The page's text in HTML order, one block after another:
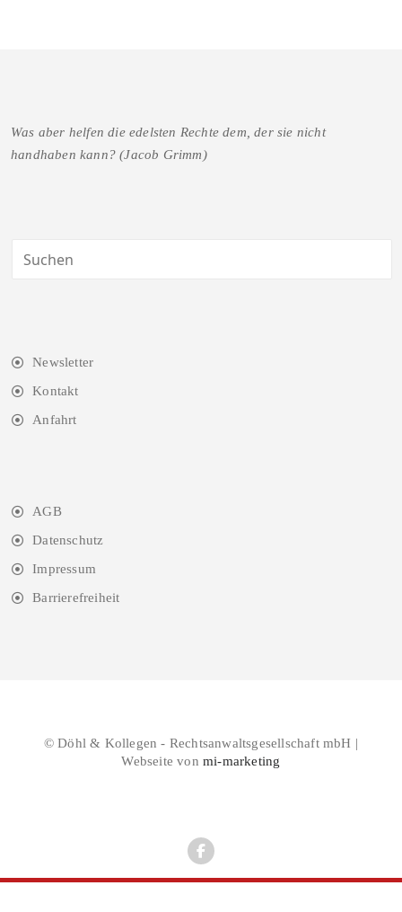
Was aber helfen die edelsten Rechte dem, der sie nicht
handhaben kann? (Jacob Grimm)
Newsletter
Kontakt
Anfahrt
AGB
Datenschutz
Impressum
Barrierefreiheit
© Döhl & Kollegen - Rechtsanwaltsgesellschaft mbH |
Webseite vonmi-marketing